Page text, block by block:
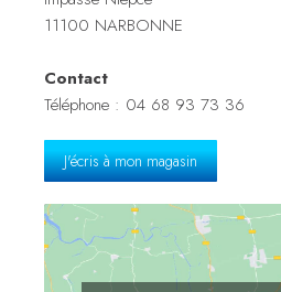
11100 NARBONNE
Contact
Téléphone : 04 68 93 73 36
J'écris à mon magasin